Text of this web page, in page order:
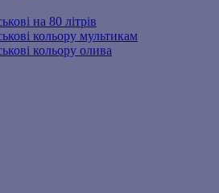
на 80 літрів
кольору мультикам
кольору олива